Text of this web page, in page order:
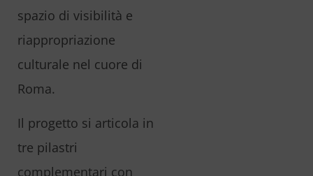
spazio di visibilità e
riappropriazione
culturale nel cuore di
Roma.
Il progetto si articola in
tre pilastri
complementari con